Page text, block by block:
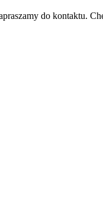
do kontaktu.